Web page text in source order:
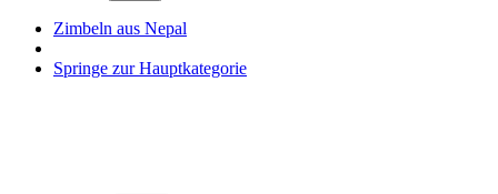
Zimbeln aus Nepal
Springe zur Hauptkategorie